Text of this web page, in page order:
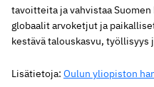
tavoitteita ja vahvistaa
globaalit arvoketjut ja
kestävä talouskasvu,
Lisätietoja: Oulun yliopiston